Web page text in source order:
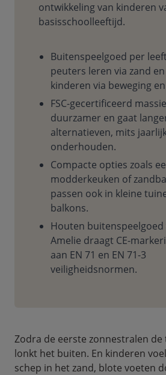
ontwikkeling van kinderen
basisschoolleeftijd.
Buitenspeelgoed per
peuters leren via zand
kinderen via beweging
FSC-gecertificeerd
duurzamer en gaat
alternatieven, mits
onderhouden.
Compacte opties zoals
modderkeuken of
passen ook in kleine
balkons.
Houten buitenspeelgoed
Amelie draagt CE-
aan EN 71 en EN 71-3
veiligheidsnormen.
Zodra de eerste zonnestralen
lonkt het buiten. En kinderen
schep in het zand, blote voeten